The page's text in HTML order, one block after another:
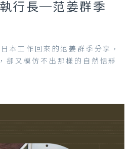
行長─范姜群季
本工作回來的范姜群季分享，
卻又模仿不出那樣的自然恬靜